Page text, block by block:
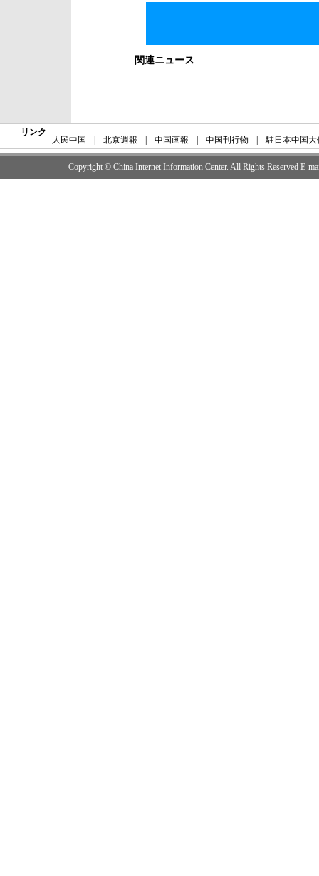
関連ニュース
リンク
人民中国 北京週報 中国画報 中国刊行物 駐日本中国大
Copyright © China Internet Information Center. All Rights Reserved E-